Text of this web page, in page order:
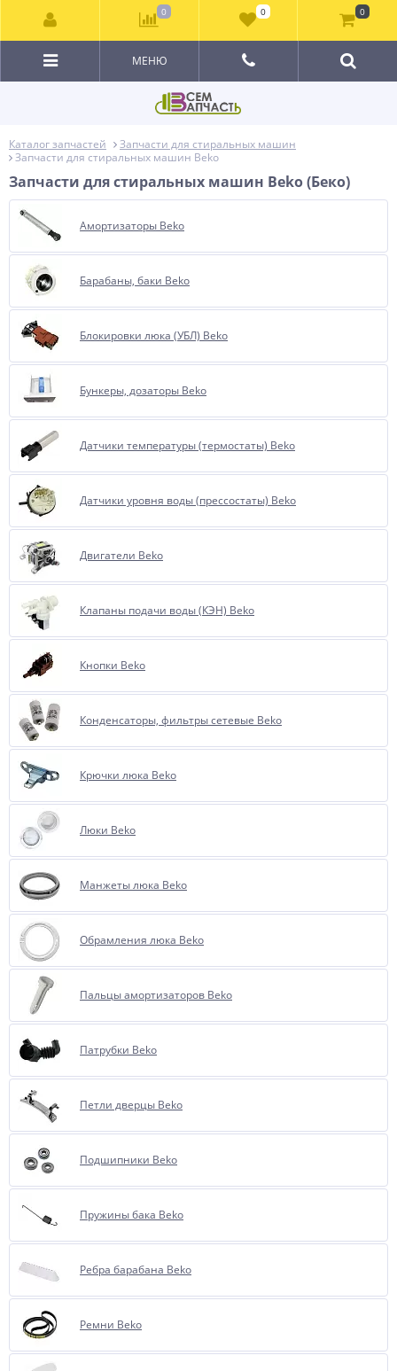
МЕНЮ
Каталог запчастей
Запчасти для стиральных машин
Запчасти для стиральных машин Beko
Запчасти для стиральных машин Beko (Беко)
Амортизаторы Beko
Барабаны, баки Beko
Блокировки люка (УБЛ) Beko
Бункеры, дозаторы Beko
Датчики температуры (термостаты) Beko
Датчики уровня воды (прессостаты) Beko
Двигатели Beko
Клапаны подачи воды (КЭН) Beko
Кнопки Beko
Конденсаторы, фильтры сетевые Beko
Крючки люка Beko
Люки Beko
Манжеты люка Beko
Обрамления люка Beko
Пальцы амортизаторов Beko
Патрубки Beko
Петли дверцы Beko
Подшипники Beko
Пружины бака Beko
Ребра барабана Beko
Ремни Beko
0 0 0